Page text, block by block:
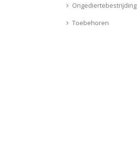
Ongediertebestrijding
Toebehoren